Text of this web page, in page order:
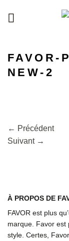
FAVOR-
NEW-2
← Précédent
Suivant →
À PROPOS DE
FAVOR est plus
marque. Favor est
style. Certes,